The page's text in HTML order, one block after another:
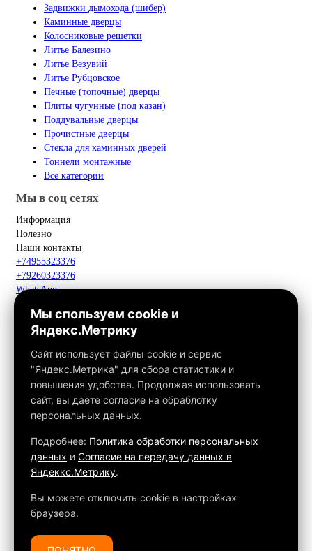
Задвижки дымохода (шибер)
Каминные дверцы
Колосниковые решетки
Литье Балезино
Литье Везувий
Литье Рубцовское
Печные (топочные) дверцы
Плиты чугунные (под казан)
Поддувальные дверцы
Прочистные дверцы
Стекла для каминных дверей
Тоннели монтажные
Все категории
Мы в соц сетях
Информация
Полезно
Наши контакты
+74955323376
+79260323376
WhatsApp
Макс
info@fox-kamin.ru
Наш адрес
Московская область, г. Павловский Посад, дер. Фатеево, д. 3П,
Работаем с 10:00 до 18:00
Связаться с нами
Обращаем ваше внимание на то, что данный интернет-сайт, а
также вся информация о товарах и ценах, предоставленная на
нём, носит исключительно информационный характер и ни при
каких условиях не является публичной офертой, определяемой
положениями Статьи 437 ГК РФ.
Мы спользуем cookie и
Яндекс.Метрику
Сайт использует файлы cookie и сервис
"Яндекс.Метрика" для сбора статистики и
повышения удобства. Продолжая использовать
сайт, вы даёте согласие на обраблотку
персональных данных.
Подробнее: Политика обработки персональных
данных и Согласие на передачу данных в
Яндеккс.Метрику.
Вы можете отключить cookie в настройках
браузера.